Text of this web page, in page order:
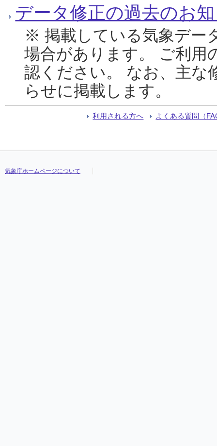
データ修正の過去のお
※ 掲載している気象デー
場合があります。 ご利用
認ください。 なお、主な
らせに掲載します。
利用される方へ よくある質問（
気象庁ホームページについて